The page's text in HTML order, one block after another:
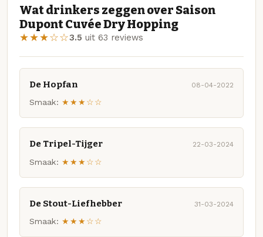
Wat drinkers zeggen over Saison
Dupont Cuvée Dry Hopping
★★★☆☆3.5 uit 63 reviews
De Hopfan 08-04-2022
Smaak: ★★★☆☆
De Tripel-Tijger 22-03-2024
Smaak: ★★★☆☆
De Stout-Liefhebber 31-03-2024
Smaak: ★★★☆☆